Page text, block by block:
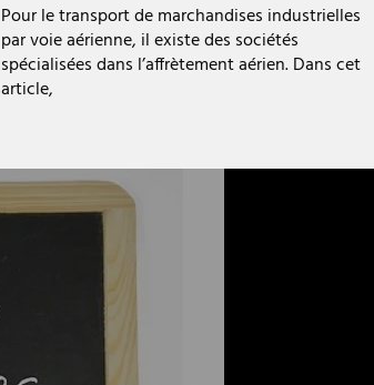
Pour le transport de marchandises industrielles
par voie aérienne, il existe des sociétés
spécialisées dans l’affrètement aérien. Dans cet
article,